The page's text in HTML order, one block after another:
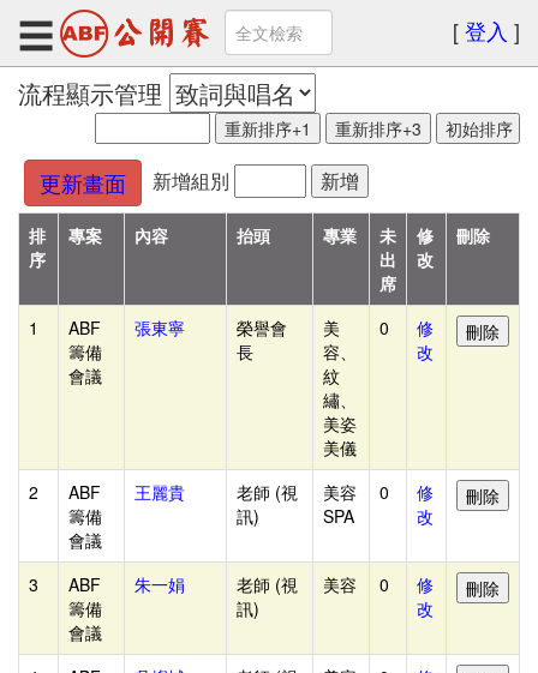
官
網
首
頁
+基
料
前
端
頒
獎
次
☰ [登入 ]
流程顯示管理
更新畫面 新增組別
排
序
專案 內容 抬頭 專業
未
出
席
修
改
刪除
1
ABF
籌備
會議
張東寧
榮譽會
長
美
容、
紋
繡、
美姿
美儀
0
修
改
2
ABF
籌備
會議
王麗貴
老師 (視
訊)
美容
SPA
0
修
改
3
ABF
籌備
會議
朱一娟
老師 (視
訊)
美容 0
修
改